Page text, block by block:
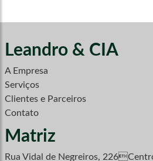
Leandro & CIA
A Empresa
Serviços
Clientes e Parceiros
Contato
Matriz
Rua Vidal de Negreiros,